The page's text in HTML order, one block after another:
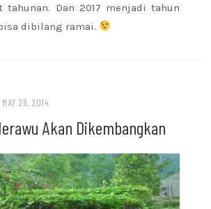
tahunan. Dan 2017 menjadi tahun
dibilang ramai.
MAY 28, 2014
Akan Dikembangkan